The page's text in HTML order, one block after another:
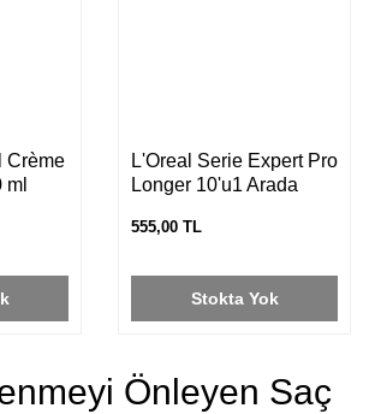
Crème
L'Oreal Serie Expert Pro
Longer 10'u1 Arada
555,00 TL
Stokta Yok
Önleyen Saç